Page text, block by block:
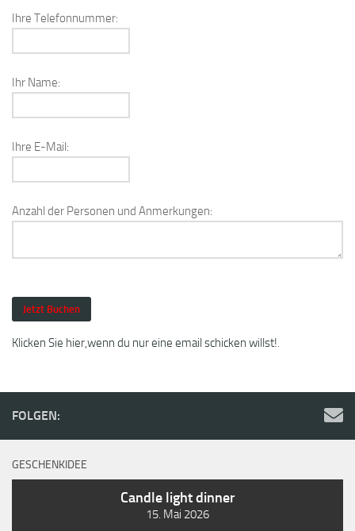
Ihre Telefonnummer:
Ihr Name:
Ihre E-Mail:
Anzahl der Personen und Anmerkungen:
Klicken Sie hier,wenn du nur eine email schicken willst!.
FOLGEN:
GESCHENKIDEE
Candle light dinner
15. Mai 2026